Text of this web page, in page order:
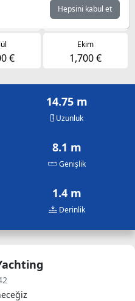
Temmuz
2,950 €
€
Ekim
1,700 €
14.75 m
Uzunluk
8.1 m
Genişlik
1.4 m
Derinlik
Hepsini kabul et